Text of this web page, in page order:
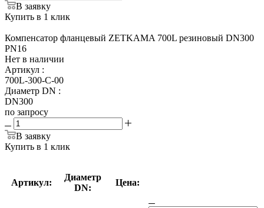
В заявку
Купить в 1 клик
Компенсатор фланцевый ZETKAMA 700L резиновый DN300
PN16
Нет в наличии
Артикул :
700L-300-С-00
Диаметр DN :
DN300
по запросу
В заявку
Купить в 1 клик
Артикул:
Диаметр
DN:
Цена: